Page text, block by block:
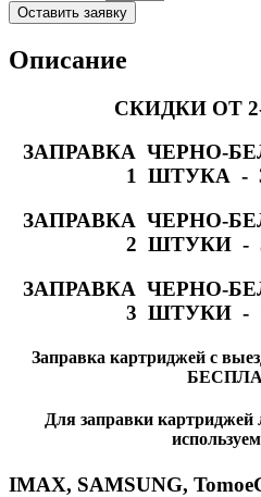
Оставить заявку
Описание
СКИДКИ ОТ
ЗАПРАВКА ЧЕРНО-
1 ШТУКА -
ЗАПРАВКА ЧЕРНО-
2 ШТУКИ -
ЗАПРАВКА ЧЕРНО-
3 ШТУКИ -
Заправка картриджей с
Для заправки картриджей
IMAX, SAMSUNG, Tomoe